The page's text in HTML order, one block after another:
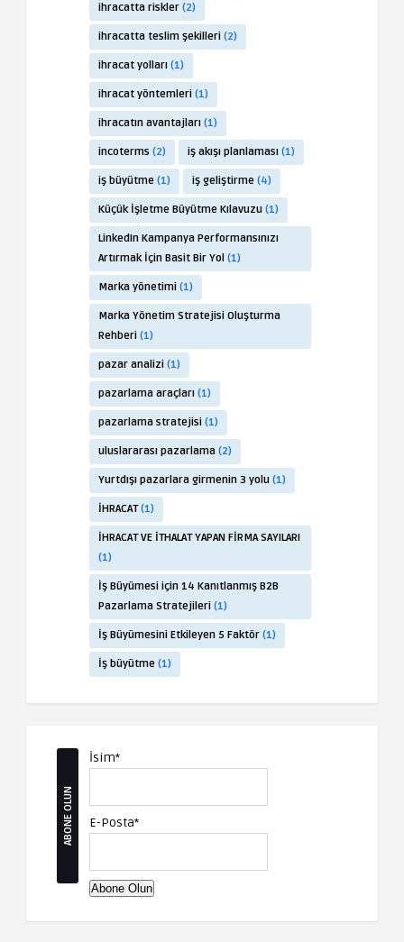
ihracatta riskler (2)
ihracatta teslim şekilleri (2)
ihracat yolları (1)
ihracat yöntemleri (1)
ihracatın avantajları (1)
incoterms (2) iş akışı planlaması (1)
iş büyütme (1) iş geliştirme (4)
Küçük İşletme Büyütme Kılavuzu (1)
LinkedIn Kampanya Performansınızı
Artırmak İçin Basit Bir Yol (1)
Marka yönetimi (1)
Marka Yönetim Stratejisi Oluşturma
Rehberi (1)
pazar analizi (1)
pazarlama araçları (1)
pazarlama stratejisi (1)
uluslararası pazarlama (2)
Yurtdışı pazarlara girmenin 3 yolu (1)
İHRACAT(1)
İHRACAT VE İTHALAT YAPAN FİRMA SAYILARI
(1)
İş Büyümesi için 14 Kanıtlanmış B2B
Pazarlama Stratejileri (1)
İş Büyümesini Etkileyen 5 Faktör (1)
İş büyütme (1)
ABONE OLUN
İsim*
E-Posta*